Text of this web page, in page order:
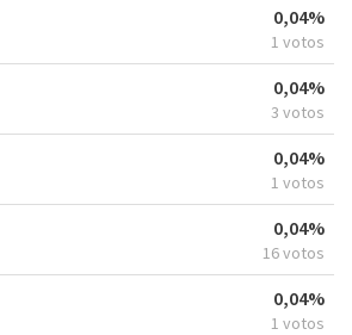
0,04%
1 votos
0,04%
3 votos
0,04%
1 votos
0,04%
16 votos
0,04%
1 votos